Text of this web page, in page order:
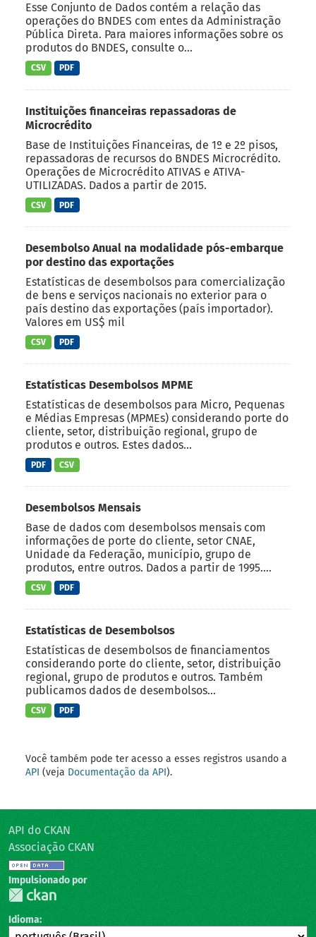
Esse Conjunto de Dados contém a relação das
operações do BNDES com entes da Administração
Pública Direta. Para maiores informações sobre os
produtos do BNDES, consulte o...
CSV PDF
Instituições financeiras repassadoras de
Microcrédito
Base de Instituições Financeiras, de 1º e 2º pisos,
repassadoras de recursos do BNDES Microcrédito.
Operações de Microcrédito ATIVAS e ATIVA-
UTILIZADAS. Dados a partir de 2015.
CSV PDF
Desembolso Anual na modalidade pós-embarque
por destino das exportações
Estatísticas de desembolsos para comercialização
de bens e serviços nacionais no exterior para o
país destino das exportações (país importador).
Valores em US$ mil
CSV PDF
Estatísticas Desembolsos MPME
Estatísticas de desembolsos para Micro, Pequenas
e Médias Empresas (MPMEs) considerando porte do
cliente, setor, distribuição regional, grupo de
produtos e outros. Estes dados...
PDF CSV
Desembolsos Mensais
Base de dados com desembolsos mensais com
informações de porte do cliente, setor CNAE,
Unidade da Federação, município, grupo de
produtos, entre outros. Dados a partir de 1995....
CSV PDF
Estatísticas de Desembolsos
Estatísticas de desembolsos de financiamentos
considerando porte do cliente, setor, distribuição
regional, grupo de produtos e outros. Também
publicamos dados de desembolsos...
CSV PDF
Você também pode ter acesso a esses registros usando a
API (veja Documentação da API).
API do CKAN
Associação CKAN
Impulsionado por
Idioma